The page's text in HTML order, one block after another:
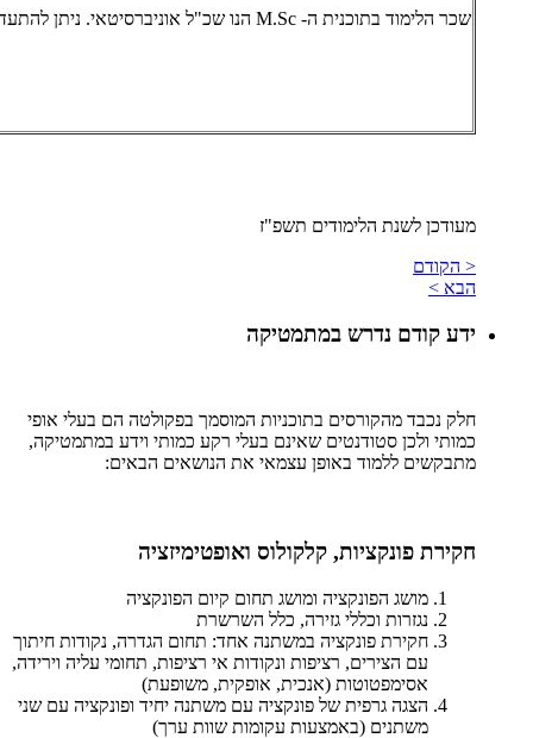
שכר הלימוד בתוכנית ה- M.Sc הנו שכ"ל אוניברסיטאי. ניתן להתעדכן
מעודכן לשנת הלימודים תשפ"ז
< הקודם
הבא >
ידע קודם נדרש במתמטיקה
חלק נכבד מהקורסים בתוכניות המוסמך בפקולטה הם בעלי אופי
כמותי ולכן סטודנטים שאינם בעלי רקע כמותי וידע במתמטיקה,
מתבקשים ללמוד באופן עצמאי את הנושאים הבאים:
חקירת פונקציות, קלקולוס ואופטימיזציה
מושג הפונקציה ומושג תחום קיום הפונקציה
נגזרות וכללי גזירה, כלל השרשרת
חקירת פונקציה במשתנה אחד: תחום הגדרה, נקודות חיתוך
עם הצירים, רציפות ונקודות אי רציפות, תחומי עליה וירידה,
אסימפטוטות (אנכית, אופקית, משופעת)
הצגה גרפית של פונקציה עם משתנה יחיד ופונקציה עם שני
משתנים (באמצעות עקומות שוות ערך)